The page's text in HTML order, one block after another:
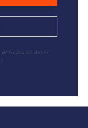
articles et avoir